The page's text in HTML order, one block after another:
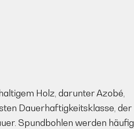
Holz, darunter Azobé,
Dauerhaftigkeitsklasse, der
Spundbohlen werden häufig